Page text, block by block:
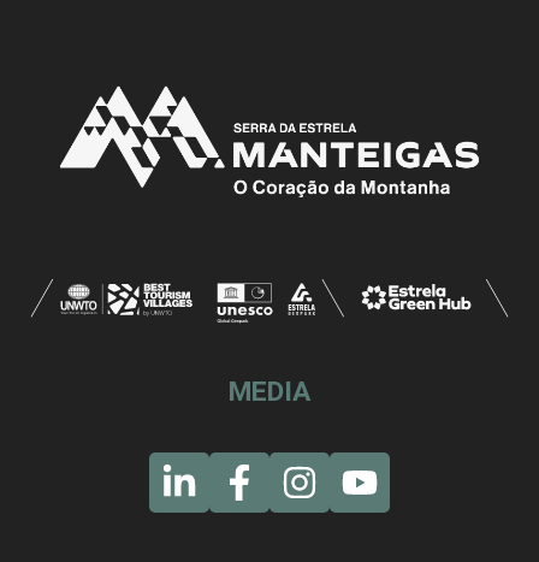
MEDIA